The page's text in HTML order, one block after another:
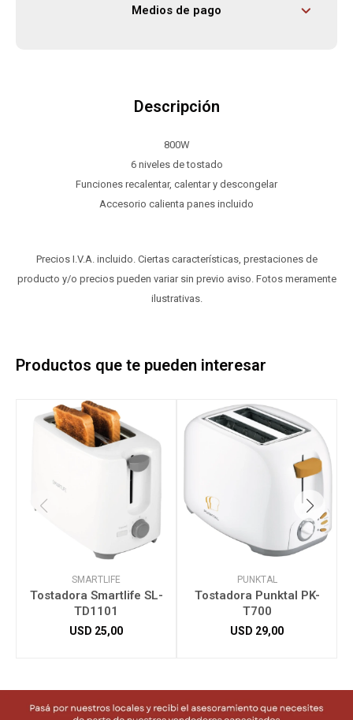
Medios de pago
Descripción
800W
6 niveles de tostado
Funciones recalentar, calentar y descongelar
Accesorio calienta panes incluido
Precios I.V.A. incluido. Ciertas características, prestaciones de
producto y/o precios pueden variar sin previo aviso. Fotos meramente
ilustrativas.
Productos que te pueden interesar
SMARTLIFE
Tostadora Smartlife SL-
TD1101
USD 25,00
PUNKTAL
Tostadora Punktal PK-
T700
USD 29,00